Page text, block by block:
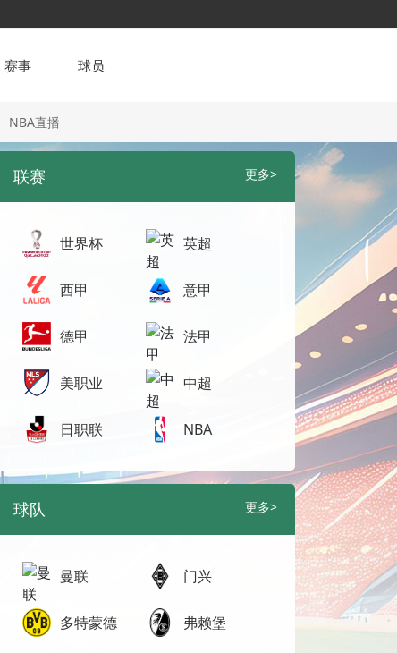
赛事 球员
NBA直播
联赛 更多>
世界杯 英超
西甲 意甲
德甲 法甲
美职业 中超
日职联 NBA
球队 更多>
曼联 门兴
多特蒙德 弗赖堡